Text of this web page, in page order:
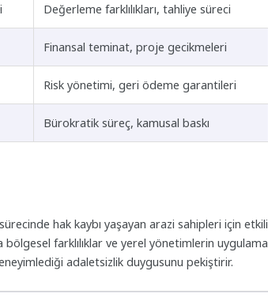
Değerleme farklılıkları, tahliye süreci
Finansal teminat, proje gecikmeleri
Risk yönetimi, geri ödeme garantileri
Bürokratik süreç, kamusal baskı
hak kaybı yaşayan arazi sahipleri için etkili
farklılıklar ve yerel yönetimlerin uygulama
adaletsizlik duygusunu pekiştirir.